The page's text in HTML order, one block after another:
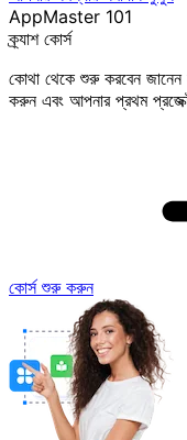
AppMaster 101
ক্র্যাশ কোর্স
কোথা থেকে শুরু করবেন জানেন
করুন এবং আপনার প্রথম
কোর্স শুরু করুন